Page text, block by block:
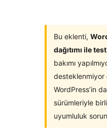
Bu eklenti,
dağıtımı ile
bakımı
desteklenmiyor
WordPress’in
sürümleriyle
uyumluluk